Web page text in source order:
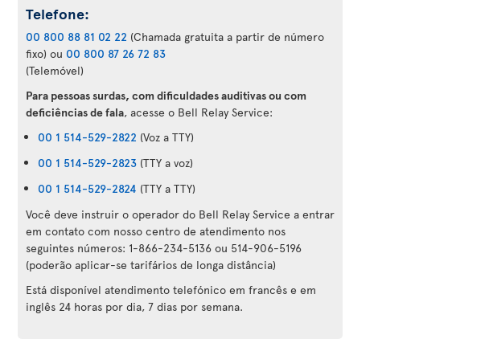
Telefone:
00 800 88 81 02 22 (Chamada gratuita a partir de número
fixo) ou 00 800 87 26 72 83
(Telemóvel)
Para pessoas surdas, com dificuldades auditivas ou com
deficiências de fala, acesse o Bell Relay Service:
00 1 514-529-2822 (Voz a TTY)
00 1 514-529-2823(TTY a voz)
00 1 514-529-2824 (TTY a TTY)
Você deve instruir o operador do Bell Relay Service a entrar
em contato com nosso centro de atendimento nos
seguintes números: 1-866-234-5136 ou 514-906-5196
(poderão aplicar-se tarifários de longa distância)
Está disponível atendimento telefónico em francês e em
inglês 24 horas por dia, 7 dias por semana.